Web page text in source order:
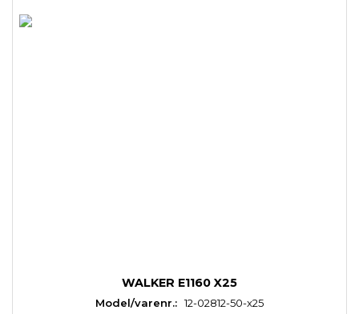
WALKER E1160 X25
Model/varenr.: 12-02812-50-x25